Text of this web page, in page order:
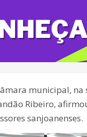
municipal, na
Ribeiro,
sanjoanenses.